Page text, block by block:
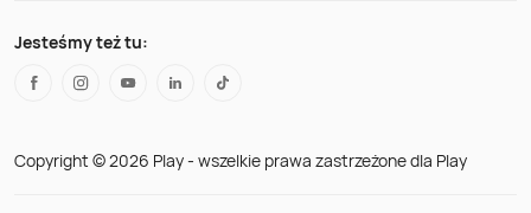
Jesteśmy też tu:
Copyright © 2026 Play - wszelkie prawa zastrzeżone dla Play